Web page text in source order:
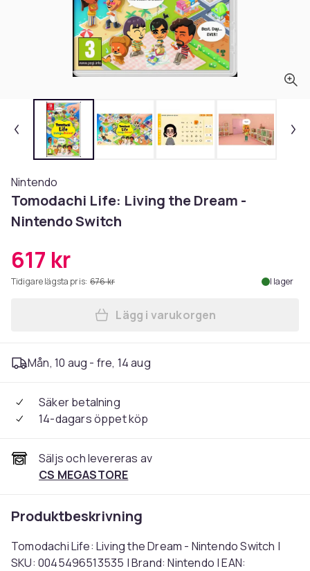
Nintendo
Tomodachi Life: Living the Dream -
Nintendo Switch
617 kr
Tidigare lägsta pris: 676 kr I lager
Lägg till Tomodachi Life:
Lägg i varukorgen
Mån, 10 aug - fre, 14 aug
Säker betalning
14-dagars öppet köp
Säljs och levereras av
CS MEGASTORE
Produktbeskrivning
Tomodachi Life: Living the Dream - Nintendo Switch |
SKU: 0045496513535 | Brand: Nintendo | EAN: